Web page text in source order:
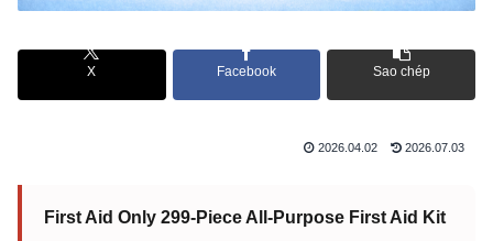
X Facebook Sao chép
2026.04.02 2026.07.03
First Aid Only 299-Piece All-Purpose First Aid Kit